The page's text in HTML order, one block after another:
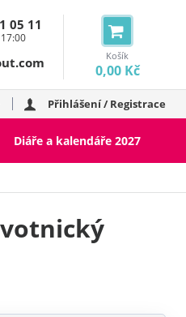
Košík
0,00 Kč
05 11
Přihlášení / Registrace
vesty
Reflexní vesty
Diáře a kalendáře 2027